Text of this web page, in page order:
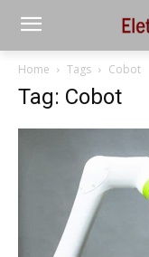
Home Tags Cobot
Tag: Cobot